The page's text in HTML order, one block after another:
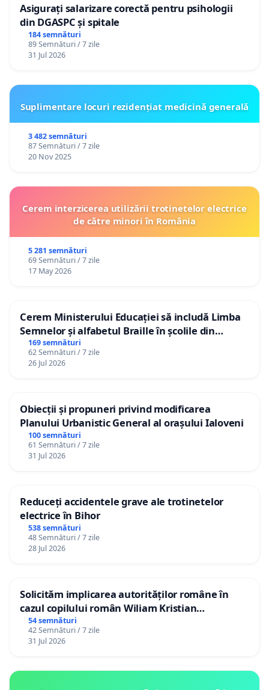
Asigurați salarizare corectă pentru psihologii
din DGASPC și spitale
184 semnături
89 Semnături / 7 zile
31 Jul 2026
Suplimentare locuri rezidențiat medicină generală
3 482 semnături
87 Semnături / 7 zile
20 Nov 2025
Cerem interzicerea utilizării trotinetelor electrice
de către minori în România
5 281 semnături
69 Semnături / 7 zile
17 May 2026
Cerem Ministerului Educației să includă Limba
Semnelor și alfabetul Braille în școlile din
Republica Moldova!
169 semnături
62 Semnături / 7 zile
26 Jul 2026
Obiecții și propuneri privind modificarea
Planului Urbanistic General al orașului Ialoveni
100 semnături
61 Semnături / 7 zile
31 Jul 2026
Reduceți accidentele grave ale trotinetelor
electrice în Bihor
538 semnături
48 Semnături / 7 zile
28 Jul 2026
Solicităm implicarea autorităților române în
cazul copilului român Wiliam Kristian
Gheorghe, aflat în plasament în Danemarca de
12 ani
54 semnături
42 Semnături / 7 zile
31 Jul 2026